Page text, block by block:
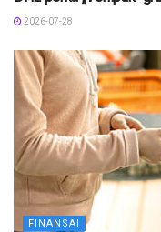
2026-07-28
FINANSAI